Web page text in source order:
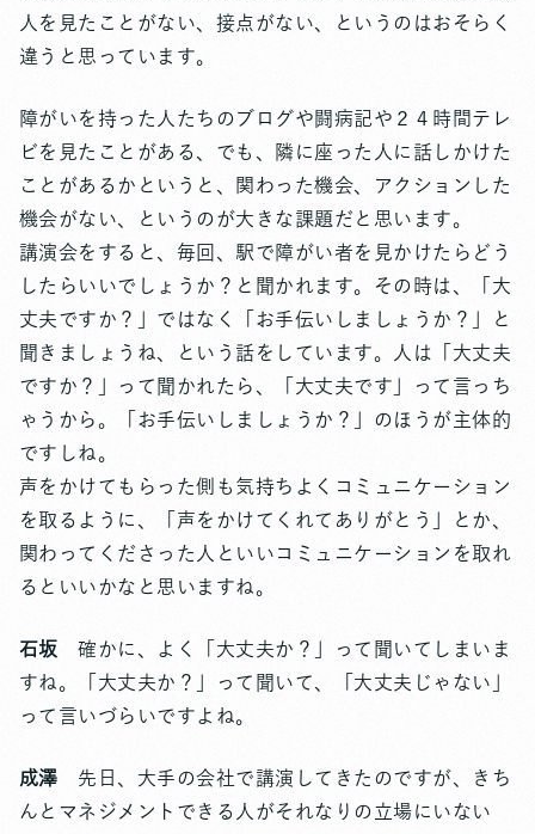
人を見たことがない、接点がない、というのはおそらく
違うと思っています。
障がいを持った人たちのブログや闘病記や２４時間テレ
ビを見たことがある、でも、隣に座った人に話しかけた
ことがあるかというと、関わった機会、アクションした
機会がない、というのが大きな課題だと思います。
講演会をすると、毎回、駅で障がい者を見かけたらどう
したらいいでしょうか？と聞かれます。その時は、「大
丈夫ですか？」ではなく「お手伝いしましょうか？」と
聞きましょうね、という話をしています。人は「大丈夫
ですか？」って聞かれたら、「大丈夫です」って言っち
ゃうから。「お手伝いしましょうか？」のほうが主体的
ですしね。
声をかけてもらった側も気持ちよくコミュニケーション
を取るように、「声をかけてくれてありがとう」とか、
関わってくださった人といいコミュニケーションを取れ
るといいかなと思いますね。
石坂
確かに、よく「大丈夫か？」って聞いてしまいま
すね。「大丈夫か？」って聞いて、「大丈夫じゃない」
って言いづらいですよね。
成澤 先日、大手の会社で講演してきたのですが、きち
んとマネジメントできる人がそれなりの立場にいない